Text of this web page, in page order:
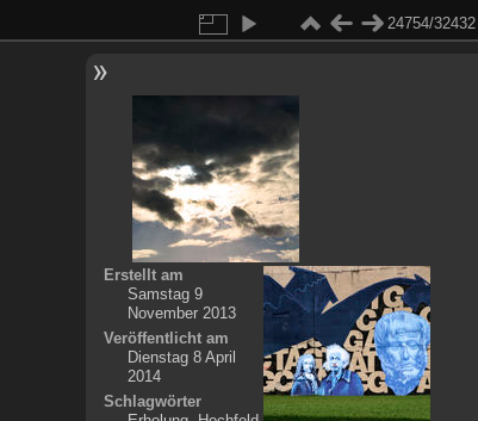
24754/32432
Erstellt am
Samstag 9
November 2013
Veröffentlicht am
Dienstag 8 April
2014
Schlagwörter